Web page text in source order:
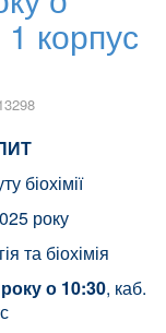
корпус
біохімії
року
та біохімія
о 10:30, каб.